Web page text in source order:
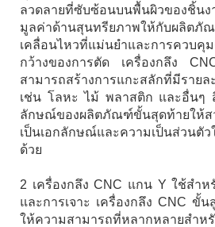
ลวดลายที่ซับซ้อนบนพื้นผิวของชิ้
มูลค่าด้านสุนทรียภาพให้กับผลิตภั
เคลื่อนไหวที่แม่นยำและการควบคุ
กว้างของการตัด เครื่องกลึง
สามารถสร้างการแกะสลักที่มีรายล
เช่น โลหะ ไม้ พลาสติก และอื่นๆ
ลักษณ์ของผลิตภัณฑ์ขั้นสุดท้ายให้ส
เป็นเอกลักษณ์และความเป็นส่วนตั
ด้วย
2 เครื่องกลึง CNC แกน Y ใช้สำห
และการเจาะ เครื่องกลึง CNC ขั้
ให้ความสามารถที่หลากหลายสำห